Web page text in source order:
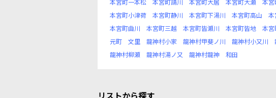
本宮町一本松
本宮町請川 本宮町大居 本宮町大瀬 本宮
本宮町小津荷
本宮町静川 本宮町下湯川 本宮町高山 本
本宮町曲川
本宮町三越 本宮町皆瀬川 本宮町皆地 本宮
元町
文里 龍神村小家 龍神村甲斐ノ川 龍神村小又川
龍神村柳瀬
龍神村湯ノ又 龍神村龍神 和田
リストから探す